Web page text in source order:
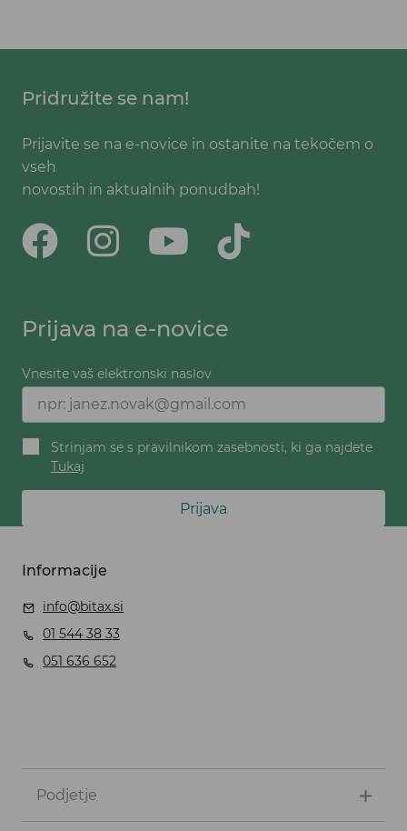
Pridružite se nam!
Prijavite se na e-novice in ostanite na tekočem o
vseh
novostih in aktualnih ponudbah!
Prijava na e-novice
Vnesite vaš elektronski naslov
Strinjam se s pravilnikom zasebnosti, ki ga najdete
Tukaj
Prijava
Informacije
info@bitax.si
01 544 38 33
051 636 652
Podjetje